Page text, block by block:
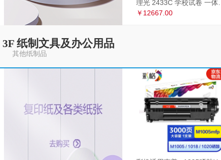
￥12667.00
3F 纸制文具及办公用品
其他纸制品